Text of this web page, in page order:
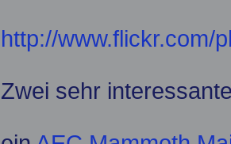
http://www.flickr.com/
Zwei sehr